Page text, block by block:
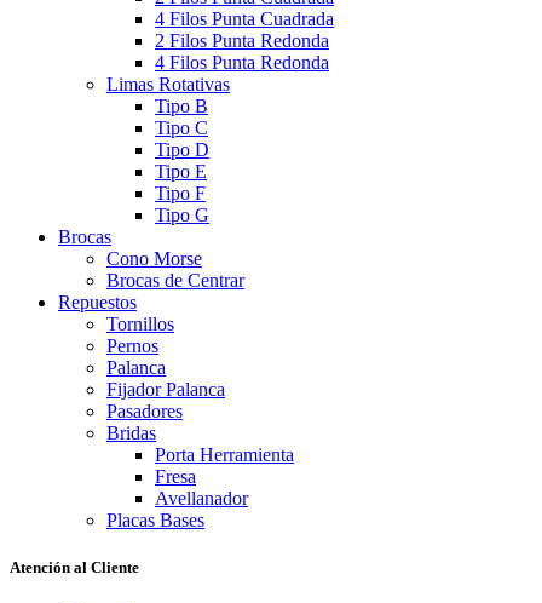
4 Filos Punta Cuadrada
2 Filos Punta Redonda
4 Filos Punta Redonda
Limas Rotativas
Tipo B
Tipo C
Tipo D
Tipo E
Tipo F
Tipo G
Brocas
Cono Morse
Brocas de Centrar
Repuestos
Tornillos
Pernos
Palanca
Fijador Palanca
Pasadores
Bridas
Porta Herramienta
Fresa
Avellanador
Placas Bases
Atención al Cliente